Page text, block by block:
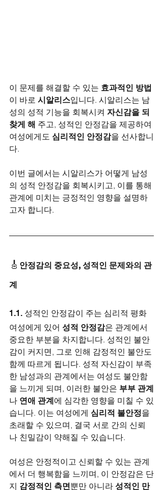
이 문제를 해결할 수 있는 효과적인 방법
이 바로 시알리스입니다. 시알리스는 남
성의 성적 기능을 회복시켜 자신감을 되
찾게 해 주고, 성적인 안정감을 제공하여
여성에게도 심리적인 안정감을 선사합니
다.
이번 글에서는 시알리스가 어떻게 남성
의 성적 안정감을 회복시키고, 이를 통해
관계에 미치는 긍정적인 영향을 설명하
고자 합니다.
🎸 안정감의 중요성, 성적인 문제와의 관
계
1.1. 성적인 안정감이 주는 심리적 평화
여성에게 있어 성적 안정감은 관계에서
중요한 부분을 차지합니다. 성적인 불안
감이 커지면, 그로 인해 감정적인 불안도
함께 따르게 됩니다. 성적 자신감이 부족
한 남성과의 관계에서는 여성도 불안함
을 느끼게 되며, 이러한 불안은 부부 관계
나 연애 관계에 심각한 영향을 미칠 수 있
습니다. 이는 여성에게 심리적 불안정을
초래할 수 있으며, 결국 서로 간의 신뢰
나 친밀감이 약해질 수 있습니다.
여성은 안정적이고 신뢰할 수 있는 관계
에서 더 행복함을 느끼며, 이 안정감은 단
지 감정적인 측면뿐만 아니라 성적인 만